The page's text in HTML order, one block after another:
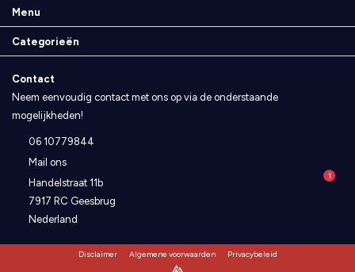
1
Menu
Categorieën
Contact
Neem eenvoudig contact met ons op via de onderstaande
mogelijkheden!
06 10779844
Mail ons
Handelstraat 11b
7917 RC Geesbrug
Nederland
Disclaimer Algemene voorwaarden Privacybeleid